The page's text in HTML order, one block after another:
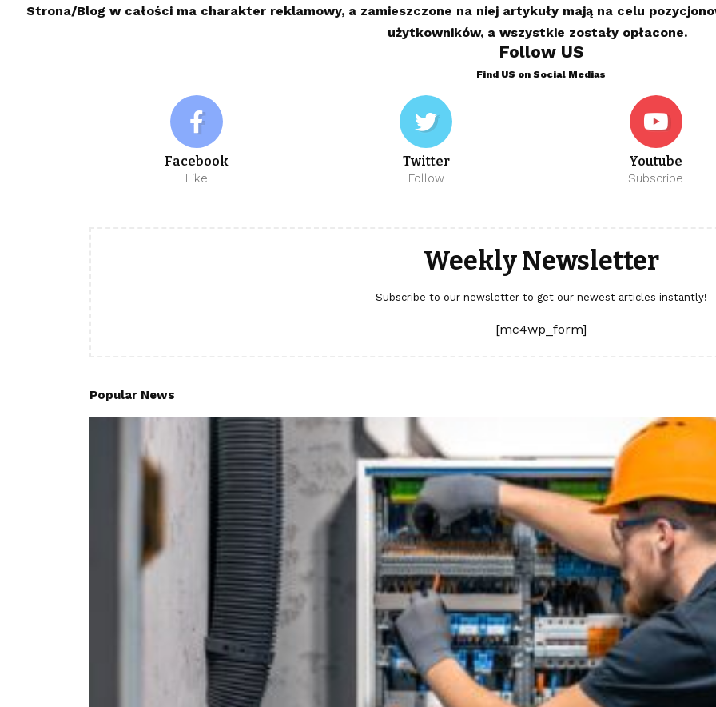
Strona/Blog w całości ma charakter reklamowy, a zamieszczone na niej artykuły mają na celu
użytkowników, a wszystkie zostały opłacone.
Follow US
Find US on Social Medias
Facebook
Like
Twitter
Follow
Youtube
Subscribe
Weekly Newsletter
Subscribe to our newsletter to get our newest articles instantly!
[mc4wp_form]
Popular News